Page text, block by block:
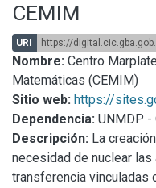
Aportar material
Statistics
CEMIM
URI https://
Nombre: Centro
Matemáticas (CEMIM)
Sitio web: https://
Dependencia: UNMDP -
Descripción: La
necesidad de nuclear
transferencia vinculadas